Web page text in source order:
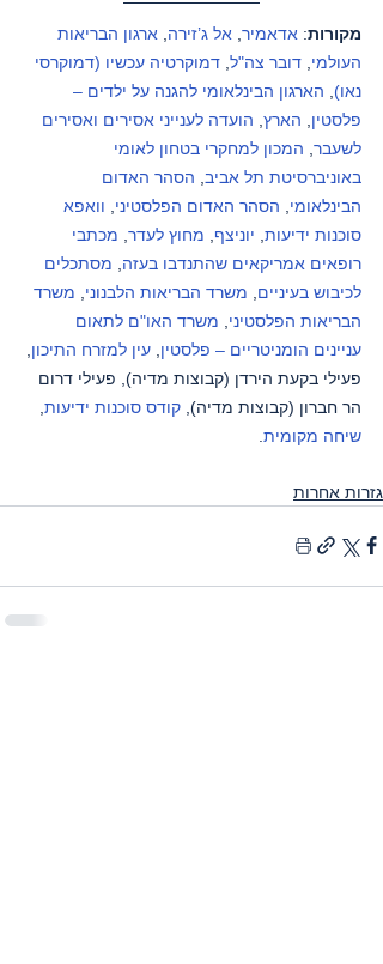
מקורות: אדאמיר אל ג’זירה
ארגון הבריאות
העולמי דובר צה"ל דמוקרטיה עכשיו (דמוקרסי
נאו)
הארגון הבינלאומי להגנה על ילדים –
פלסטין
הארץ הועדה לענייני אסירים ואסירים
לשעבר המכון למחקרי בטחון לאומי
באוניברסיטת תל אביב הסהר האדום
הבינלאומי
הסהר האדום הפלסטיני
וואפא
סוכנות ידיעות יוניצף מחוץ לעדר מכתבי
רופאים אמריקאים שהתנדבו בעזה
מסתכלים
לכיבוש בעיניים
משרד הבריאות הלבנוני
משרד
הבריאות הפלסטיני
משרד האו"ם לתאום
עניינים הומניטריים – פלסטין עין למזרח התיכון
פעילי בקעת הירדן (קבוצות מדיה), פעילי דרום
הר חברון (קבוצות מדיה), קודס סוכנות ידיעות
שיחה מקומית
גזרות אחרות